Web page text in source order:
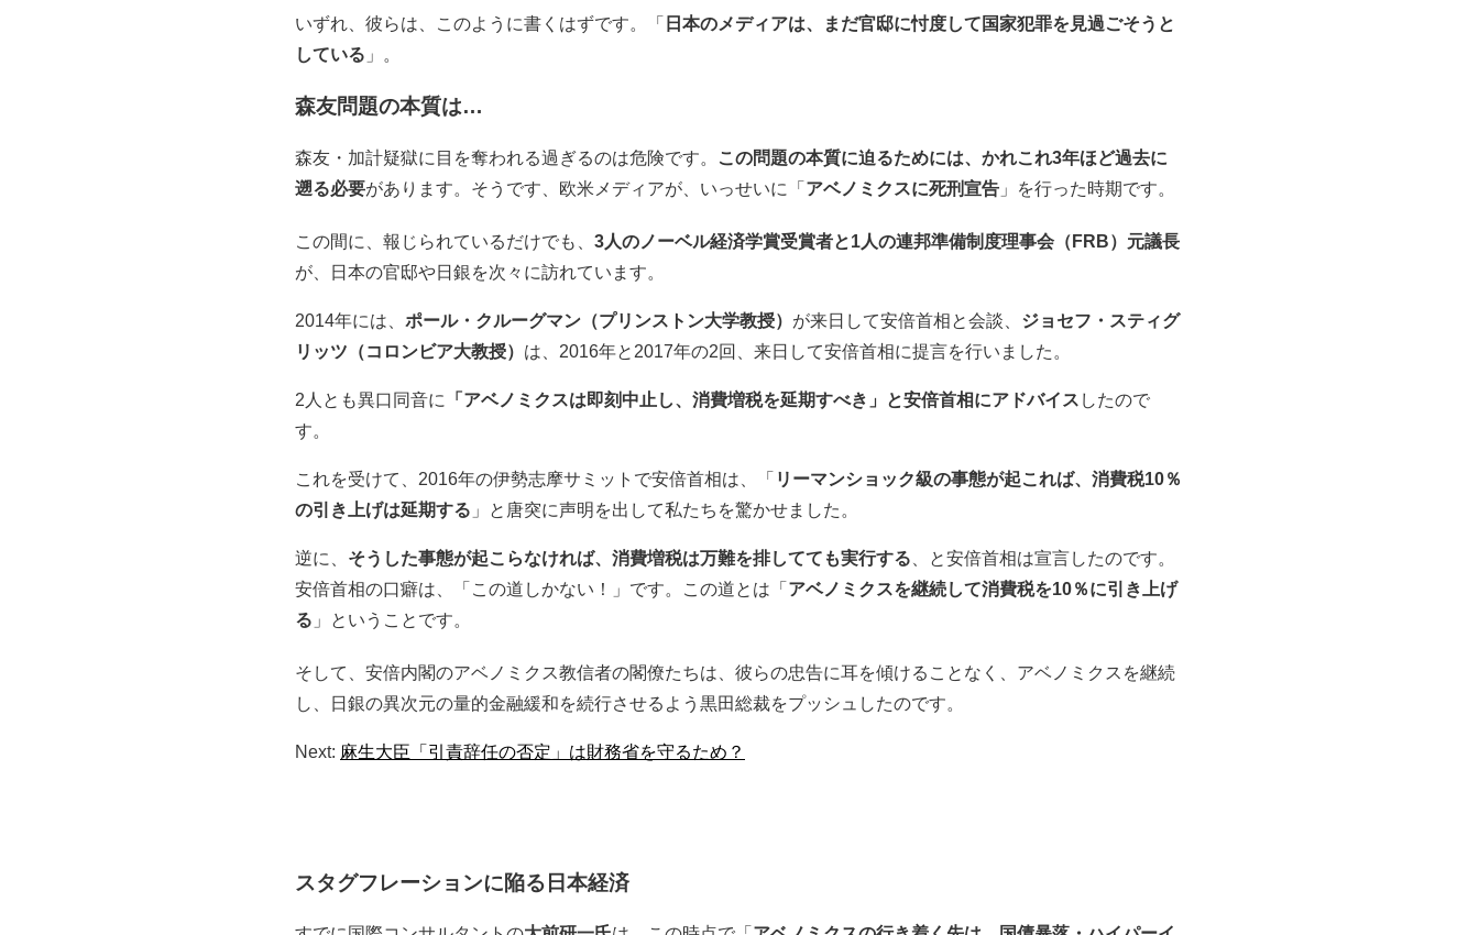
いずれ、彼らは、このように書くはずです。「 日本のメディアは、まだ官邸に忖度して国家犯罪を見過ごそうと
している 」。
森友問題の本質は…
森友・加計疑獄に目を奪われる過ぎるのは危険です。
この問題の本質に迫るためには、かれこれ3年ほど過去に
遡る必要があります。そうです、欧米メディアが、いっせいに「 アベノミクスに死刑宣告 」を行った時期です。
この間に、報じられているだけでも、 3人のノーベル経済学賞受賞者と1人の連邦準備制度理事会（FRB）元議長
が、日本の官邸や日銀を次々に訪れています。
2014年には、 ポール・クルーグマン（プリンストン大学教授） が来日して安倍首相と会談、 ジョセフ・スティグ
リッツ（コロンビア大教授） は、2016年と2017年の2回、来日して安倍首相に提言を行いました。
2人とも異口同音に 「アベノミクスは即刻中止し、消費増税を延期すべき」と安倍首相にアドバイス したので
す。
これを受けて、2016年の伊勢志摩サミットで安倍首相は、「 リーマンショック級の事態が起これば、消費税10％
の引き上げは延期する 」と唐突に声明を出して私たちを驚かせました。
逆に、 そうした事態が起こらなければ、消費増税は万難を排してても実行する 、と安倍首相は宣言したのです。
安倍首相の口癖は、「この道しかない！」です。この道とは「 アベノミクスを継続して消費税を10％に引き上げ
る 」ということです。
そして、安倍内閣のアベノミクス教信者の閣僚たちは、彼らの忠告に耳を傾けることなく、アベノミクスを継続
し、日銀の異次元の量的金融緩和を続行させるよう黒田総裁をプッシュしたのです。
Next: 麻生大臣「引責辞任の否定」は財務省を守るため？
スタグフレーションに陥る日本経済